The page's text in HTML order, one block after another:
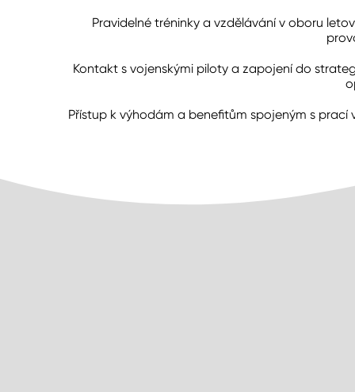
Pravidelné tréninky a vzdělávání v oboru
Kontakt s vojenskými piloty a zapojení do
Přístup k výhodám a benefitům spojeným s prací